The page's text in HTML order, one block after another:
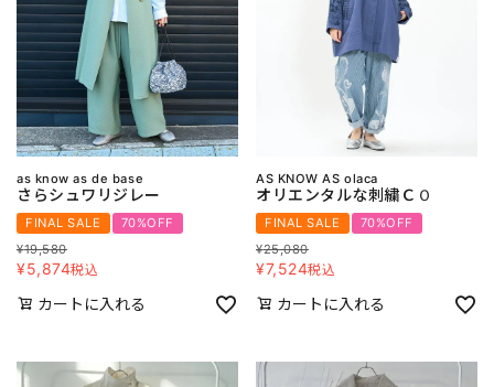
as know as de base
さらシュワリジレー
FINAL SALE
70%OFF
¥19,580
¥5,874税込
カートに入れる
AS KNOW AS olaca
オリエンタルな刺繍ＣＯ
FINAL SALE
70%OFF
¥25,080
¥7,524税込
カートに入れる